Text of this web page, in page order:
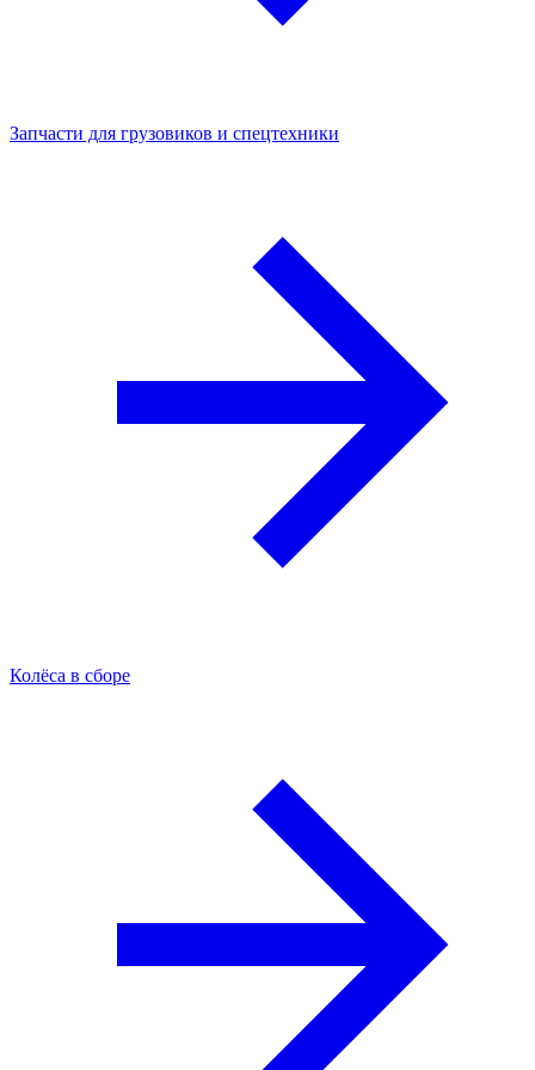
Запчасти для грузовиков и спецтехники
Колёса в сборе